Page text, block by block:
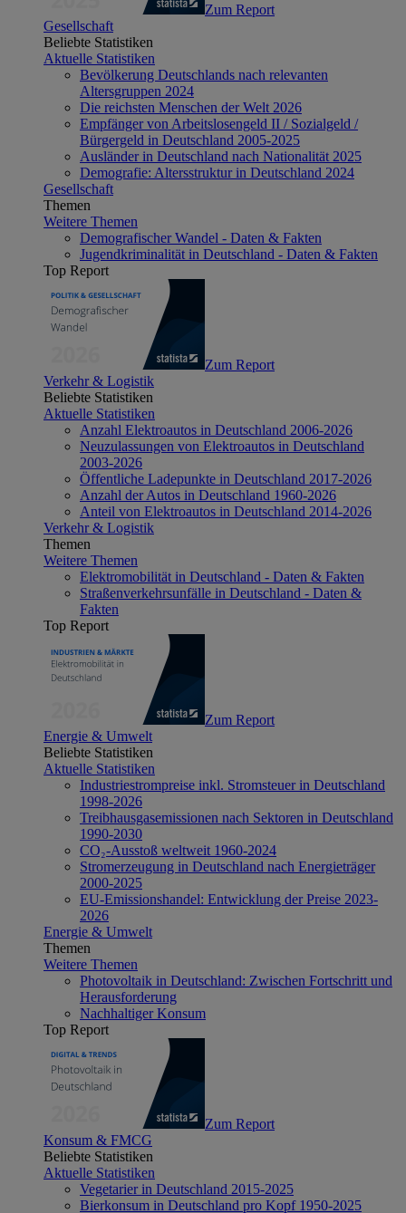
Zum Report
Gesellschaft
Beliebte Statistiken
Aktuelle Statistiken
Bevölkerung Deutschlands nach relevanten
Altersgruppen 2024
Die reichsten Menschen der Welt 2026
Empfänger von Arbeitslosengeld II / Sozialgeld /
Bürgergeld in Deutschland 2005-2025
Ausländer in Deutschland nach Nationalität 2025
Demografie: Altersstruktur in Deutschland 2024
Gesellschaft
Themen
Weitere Themen
Demografischer Wandel - Daten & Fakten
Jugendkriminalität in Deutschland - Daten & Fakten
Top Report
Zum Report
Verkehr & Logistik
Beliebte Statistiken
Aktuelle Statistiken
Anzahl Elektroautos in Deutschland 2006-2026
Neuzulassungen von Elektroautos in Deutschland
2003-2026
Öffentliche Ladepunkte in Deutschland 2017-2026
Anzahl der Autos in Deutschland 1960-2026
Anteil von Elektroautos in Deutschland 2014-2026
Verkehr & Logistik
Themen
Weitere Themen
Elektromobilität in Deutschland - Daten & Fakten
Straßenverkehrsunfälle in Deutschland - Daten &
Fakten
Top Report
Zum Report
Energie & Umwelt
Beliebte Statistiken
Aktuelle Statistiken
Industriestrompreise inkl. Stromsteuer in Deutschland
1998-2026
Treibhausgasemissionen nach Sektoren in Deutschland
1990-2030
CO₂-Ausstoß weltweit 1960-2024
Stromerzeugung in Deutschland nach Energieträger
2000-2025
EU-Emissionshandel: Entwicklung der Preise 2023-
2026
Energie & Umwelt
Themen
Weitere Themen
Photovoltaik in Deutschland: Zwischen Fortschritt und
Herausforderung
Nachhaltiger Konsum
Top Report
Zum Report
Konsum & FMCG
Beliebte Statistiken
Aktuelle Statistiken
Vegetarier in Deutschland 2015-2025
Bierkonsum in Deutschland pro Kopf 1950-2025